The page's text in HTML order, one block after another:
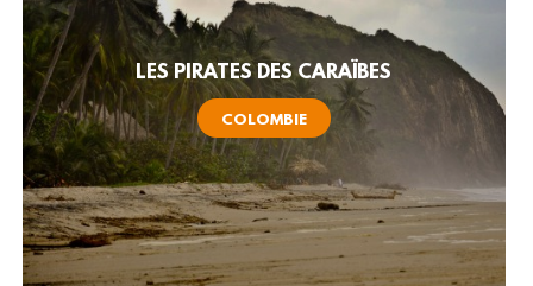
LES PIRATES DES CARAÏBES
COLOMBIE